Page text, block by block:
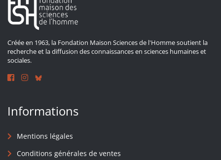
Créée en 1963, la Fondation Maison Sciences de l'Homme soutient la
recherche et la diffusion des connaissances en sciences humaines et
sociales.
Informations
Mentions légales
Conditions générales de ventes